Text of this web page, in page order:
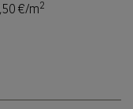
€/m2